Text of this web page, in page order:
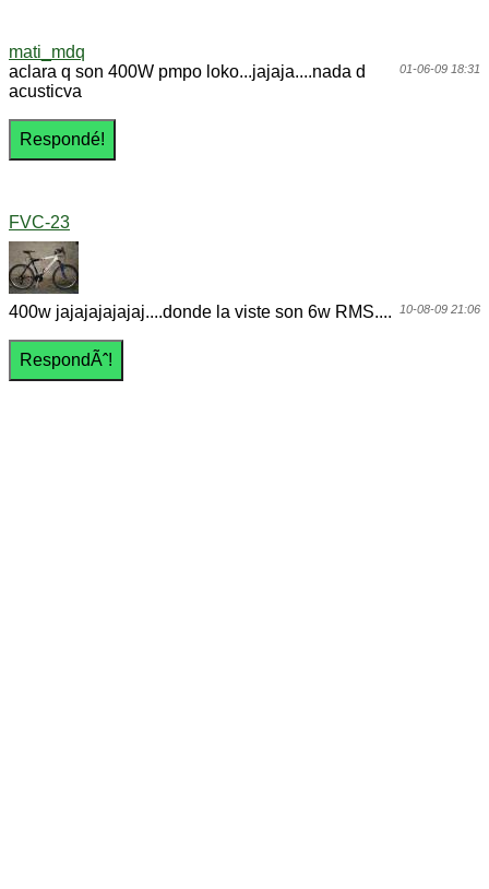
mati_mdq
01-06-09 18:31
aclara q son 400W pmpo loko...jajaja....nada d
acusticva
FVC-23
10-08-09 21:06
400w jajajajajajaj....donde la viste son 6w RMS....